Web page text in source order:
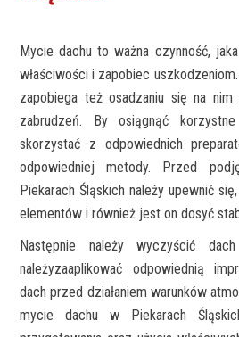
Mycie dachu to ważna czynność,
właściwości i zapobiec
zapobiega też osadzaniu się na
zabrudzeń. By osiągnąć
skorzystać z odpowiednich
odpowiedniej metody. Przed
Piekarach Śląskich należy upewnić
elementów i również jest on dosyć
Następnie należy wyczyścić
należyzaaplikować odpowiednią
dach przed działaniem warunków
mycie dachu w Piekarach